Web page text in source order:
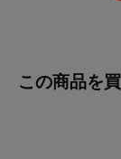
この商品を